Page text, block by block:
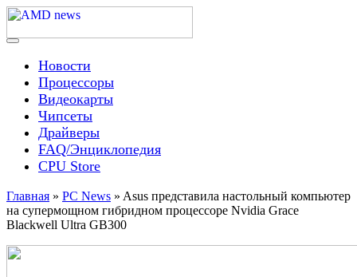
Skip
content
AMD news
Menu
Новости
Процессоры
Видеокарты
Чипсеты
Драйверы
FAQ/Энциклопедия
CPU Store
Главная » PC News » Asus представила настольный компьютер
на супермощном гибридном процессоре Nvidia Grace
Blackwell Ultra GB300